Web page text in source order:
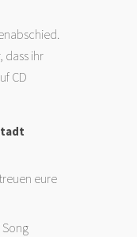
dass ihr
CD
eure